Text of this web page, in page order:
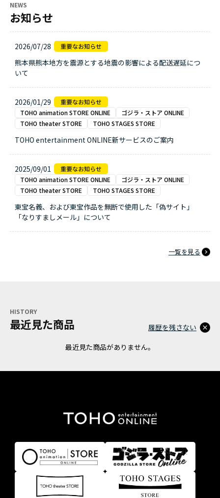
NEWS
お知らせ
2026/07/28
熊本県熊本地方を震源とする地震の影響による配送遅延につ
いて
2026/01/29
TOHO animation STORE ONLINE
ゴジラ・ストア ONLINE
TOHO theater STORE
TOHO STAGES STORE
TOHO entertainment ONLINE新サービスのご案内
2025/09/01
TOHO animation STORE ONLINE
ゴジラ・ストア ONLINE
TOHO theater STORE
TOHO STAGES STORE
東宝名義、および東宝作品を無断で使用した「偽サイト」
「なりすましメール」について
一覧を見る
HISTORY
最近見た商品
最近見た商品がありません。
履歴を残さない